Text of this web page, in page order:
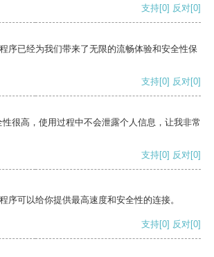
支持[0] 反对[0]
序已经为我们带来了无限的流畅体验和安全性保
支持[0] 反对[0]
很高，使用过程中不会泄露个人信息，让我非常
支持[0] 反对[0]
序可以给你提供最高速度和安全性的连接。
支持[0] 反对[0]